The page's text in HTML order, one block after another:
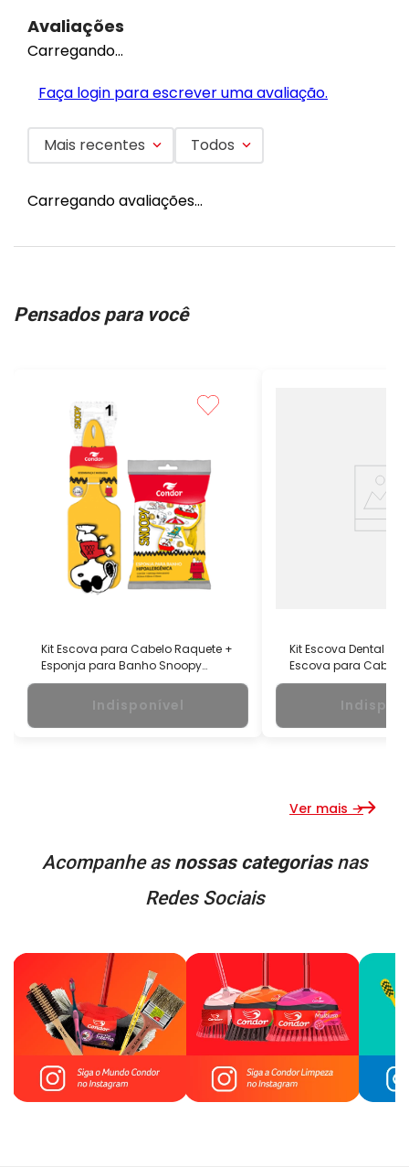
Avaliações
Carregando…
Faça login para escrever uma avaliação.
Mais recentes Todos
Carregando avaliações…
Pensados para você
Kit Escova para Cabelo Raquete +
Esponja para Banho Snoopy
Condor
Indisponível
Kit Escova Dental
Escova para Cabelo
Snoopy Condor
Ver mais →
Acompanhe as nossas categoriasnas
Redes Sociais